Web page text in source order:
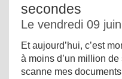
secondes
Le vendredi 09
Et aujourd’hui, c’est
à moins d’un million
scanne mes